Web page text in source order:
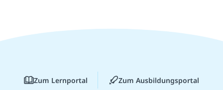
Zum Lernportal Zum Ausbildungsportal